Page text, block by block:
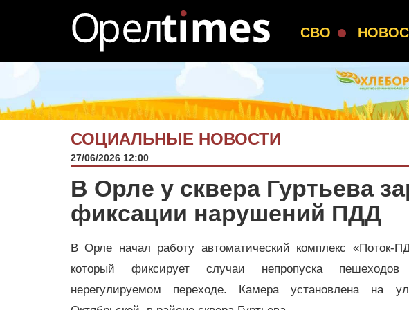
СВО
СОЦИАЛЬНЫЕ НОВОСТИ
27/06/2026 12:00
В Орле у сквера Гуртьева
фиксации нарушений ПДД
В Орле начал работу автоматический комплекс «Поток-
который фиксирует случаи непропуска
нерегулируемом переходе. Камера установлена на